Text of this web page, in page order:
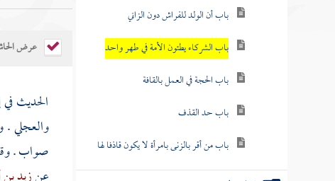
باب أن الولد للفراش دون الزاني
باب الشركاء يطئون الأمة في طهر واحد
باب الحجة في العمل بالقافة
باب حد القذف
باب من أقر بالزنى بامرأة لا يكون قاذفا لها
عرض
الحديث في
والعجلي.
صواب .